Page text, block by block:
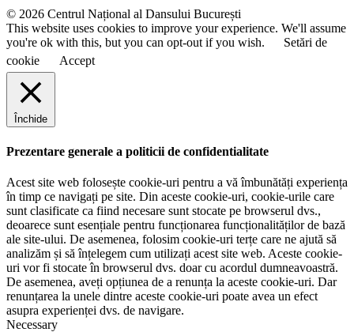
© 2026 Centrul Național al Dansului București
This website uses cookies to improve your experience. We'll assume
you're ok with this, but you can opt-out if you wish.
Setări de
cookie
Accept
Închide
Prezentare generale a politicii de confidentialitate
Acest site web folosește cookie-uri pentru a vă îmbunătăți experiența
în timp ce navigați pe site. Din aceste cookie-uri, cookie-urile care
sunt clasificate ca fiind necesare sunt stocate pe browserul dvs.,
deoarece sunt esențiale pentru funcționarea funcționalităților de bază
ale site-ului. De asemenea, folosim cookie-uri terțe care ne ajută să
analizăm și să înțelegem cum utilizați acest site web. Aceste cookie-
uri vor fi stocate în browserul dvs. doar cu acordul dumneavoastră.
De asemenea, aveți opțiunea de a renunța la aceste cookie-uri. Dar
renunțarea la unele dintre aceste cookie-uri poate avea un efect
asupra experienței dvs. de navigare.
Necessary